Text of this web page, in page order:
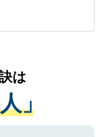
す。お預かりし
はご本人の許可
ついての厳密な
のみに付与され
取得済みです。
関の状況や紹介
なアドバイスを
にご転職をされ
ートが可能です
い。
は
」